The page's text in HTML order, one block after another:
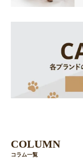
COLUMN
コラム一覧